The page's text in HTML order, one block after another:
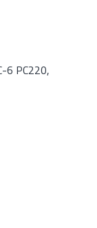
6 PC220,